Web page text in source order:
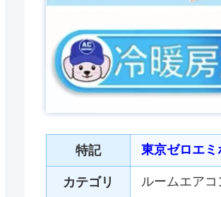
特記 東京ゼロエ
カテゴリ ルームエアコ